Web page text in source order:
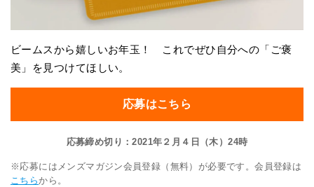
ビームスから嬉しいお年玉！ これでぜひ自分への「ご褒
美」を見つけてほしい。
応募はこちら
応募締め切り：2021年２月４日（木）24時
※応募にはメンズマガジン会員登録（無料）が必要です。会員登録は
こちらから。